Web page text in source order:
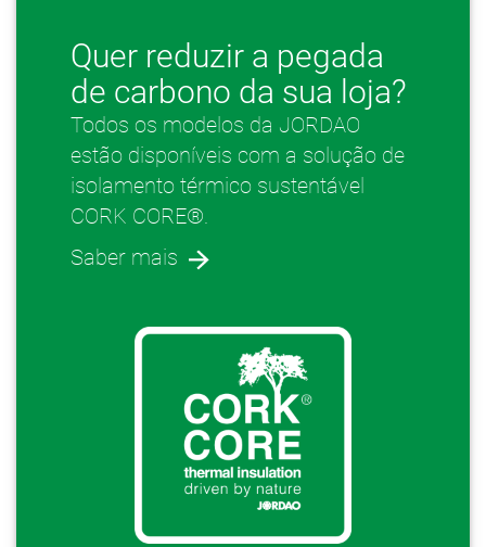
Quer reduzir a pegada
de carbono da sua loja?
Todos os modelos da JORDAO
estão disponíveis com a solução de
isolamento térmico sustentável
CORK CORE®.
Saber mais